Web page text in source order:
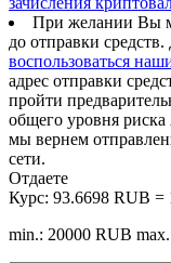
При желании Вы
до отправки средств.
воспользоваться
адрес отправки
пройти
общего уровня
мы вернем
сети.
Отдаете
Курс: 93.6698 RUB =
min.: 20000 RUB